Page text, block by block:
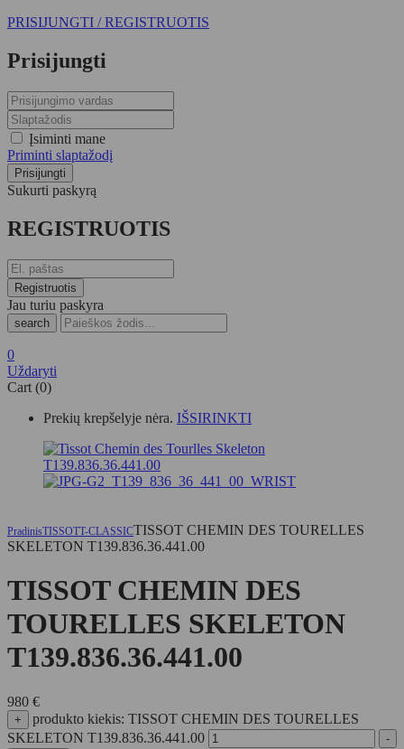
PRISIJUNGTI / REGISTRUOTIS
Prisijungti
Įsiminti mane
Priminti slaptažodį
Sukurti paskyrą
REGISTRUOTIS
Jau turiu paskyra
search
0
Uždaryti
Cart (0)
Prekių krepšelyje nėra. IŠSIRINKTI
PradinisTISSOTT-CLASSICTISSOT CHEMIN DES TOURELLES
SKELETON T139.836.36.441.00
TISSOT CHEMIN DES
TOURELLES SKELETON
T139.836.36.441.00
980 €
+
produkto kiekis: TISSOT CHEMIN DES TOURELLES
SKELETON T139.836.36.441.00
-